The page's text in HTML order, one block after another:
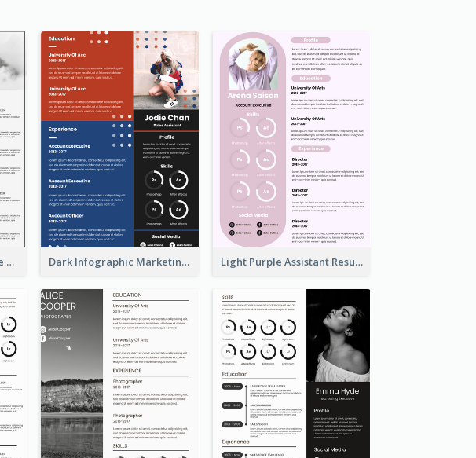
Creative Timeline Simple Resume Dark Infographic Marketing Assistant Resume Light Purple Assistant Resume